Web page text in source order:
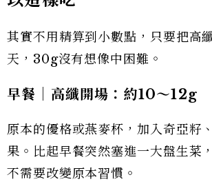
其實不用精算到小數點，只要把高
天，30g沒有想像中困難。
早餐｜高纖開場：約10～12g
原本的優格或燕麥杯，加入奇亞籽
果。比起早餐突然塞進一大盤生菜
不需要改變原本習慣。